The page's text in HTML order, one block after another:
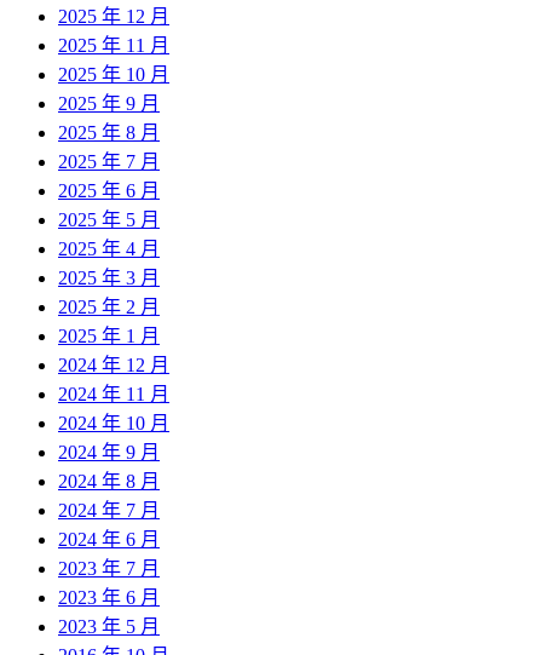
2025 年 12 月
2025 年 11 月
2025 年 10 月
2025 年 9 月
2025 年 8 月
2025 年 7 月
2025 年 6 月
2025 年 5 月
2025 年 4 月
2025 年 3 月
2025 年 2 月
2025 年 1 月
2024 年 12 月
2024 年 11 月
2024 年 10 月
2024 年 9 月
2024 年 8 月
2024 年 7 月
2024 年 6 月
2023 年 7 月
2023 年 6 月
2023 年 5 月